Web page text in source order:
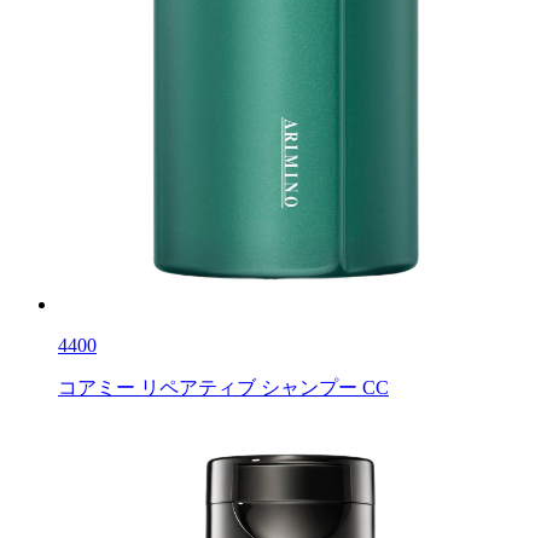
4400
コアミー リペアティブ シャンプー CC